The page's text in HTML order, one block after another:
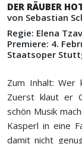
DER RÄUBER
von Sebastian
Regie: Elena
Premiere: 4.
Staatsoper
Zum Inhalt: Wer
Zuerst klaut er
schön Musik
Kasperl in eine
damit nicht